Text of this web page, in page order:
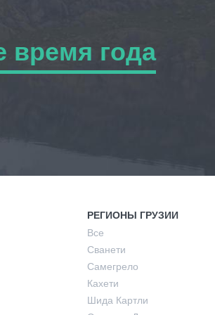
время года
года
РЕГИОНЫ ГРУЗИИ
Все
Сванети
Самегрело
Кахети
Шида Картли